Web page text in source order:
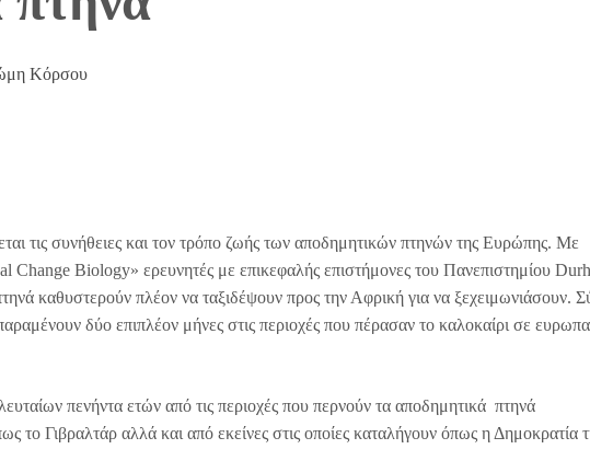
Κόρσου
τις συνήθειες και τον τρόπο ζωής των αποδημητικών πτηνών της Ευρώπης. Με
Change Biology» ερευνητές με επικεφαλής επιστήμονες του Πανεπιστημίου
καθυστερούν πλέον να ταξιδέψουν προς την Αφρική για να ξεχειμωνιάσουν.
δύο επιπλέον μήνες στις περιοχές που πέρασαν το καλοκαίρι σε
πενήντα ετών από τις περιοχές που περνούν τα αποδημητικά πτηνά
το Γιβραλτάρ αλλά και από εκείνες στις οποίες καταλήγουν όπως η Δημοκρατία